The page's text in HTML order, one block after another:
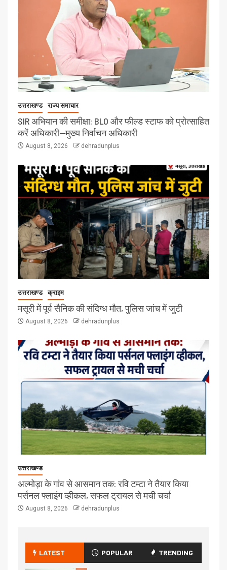
उत्तराखण्ड राज्य समाचार
SIR अभियान की समीक्षा: BLO और फील्ड स्टाफ को प्रोत्साहित
करें अधिकारी—मुख्य निर्वाचन अधिकारी
August 8, 2026 dehradunplus
उत्तराखण्ड क्राइम
मसूरी में पूर्व सैनिक की संदिग्ध मौत, पुलिस जांच में जुटी
August 8, 2026 dehradunplus
उत्तराखण्ड
अल्मोड़ा के गांव से आसमान तक: रवि टम्टा ने तैयार किया
पर्सनल फ्लाइंग व्हीकल, सफल ट्रायल से मची चर्चा
August 8, 2026 dehradunplus
LATEST POPULAR TRENDING